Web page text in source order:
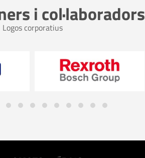
i col·laboradors
Logos corporatius